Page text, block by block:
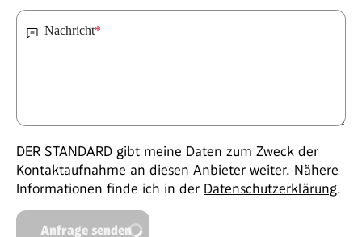
Nachricht*
DER STANDARD gibt meine Daten zum Zweck der
Kontaktaufnahme an diesen Anbieter weiter. Nähere
Informationen finde ich in der Datenschutzerklärung.
Anfrage senden